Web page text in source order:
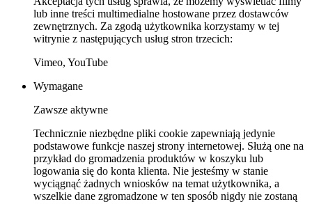
lub inne treści multimedialne hostowane przez dostawców
zewnętrznych. Za zgodą użytkownika korzystamy w tej
witrynie z następujących usług stron trzecich:
Vimeo, YouTube
Wymagane
Zawsze aktywne
Technicznie niezbędne pliki cookie zapewniają jedynie
podstawowe funkcje naszej strony internetowej. Służą one na
przykład do gromadzenia produktów w koszyku lub
logowania się do konta klienta. Nie jesteśmy w stanie
wyciągnąć żadnych wniosków na temat użytkownika, a
wszelkie dane zgromadzone w ten sposób nigdy nie zostaną